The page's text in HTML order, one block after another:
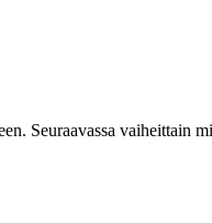
Seuraavassa vaiheittain